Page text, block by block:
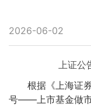
2026-06-02
上证公
根据《上海证券
号——上市基金做市